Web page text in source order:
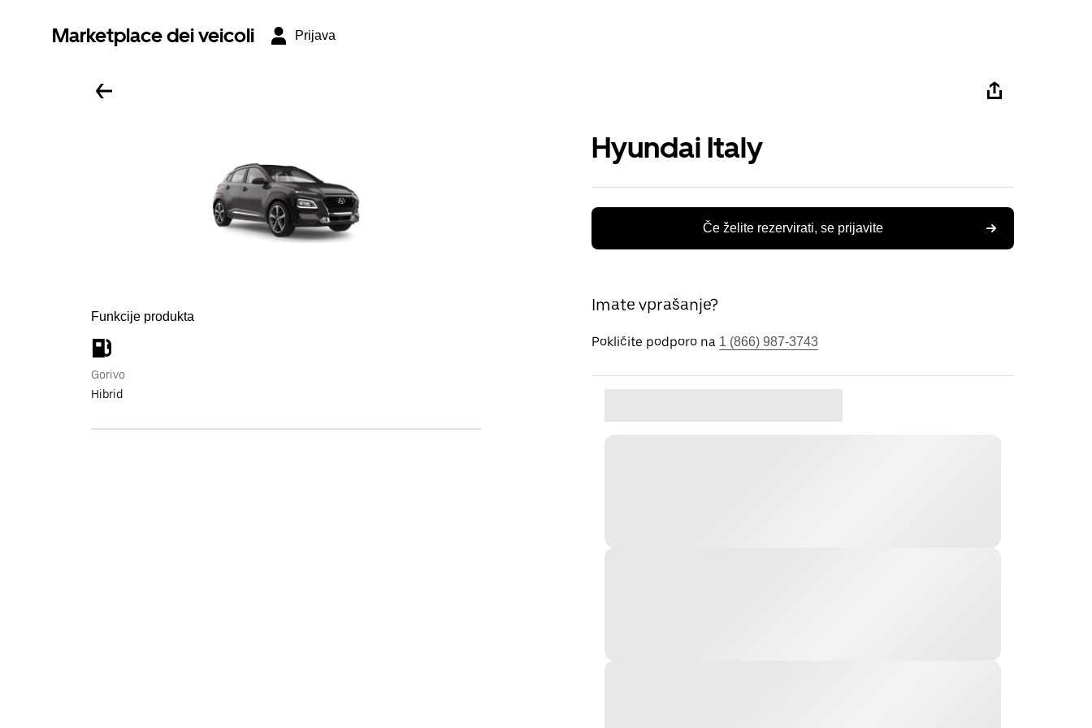
Marketplace dei veicoli Prijava
Funkcije produkta
Gorivo
Hibrid
Hyundai Italy
Če želite rezervirati, se prijavite
Imate vprašanje?
Pokličite podporo na 1 (866) 987-3743